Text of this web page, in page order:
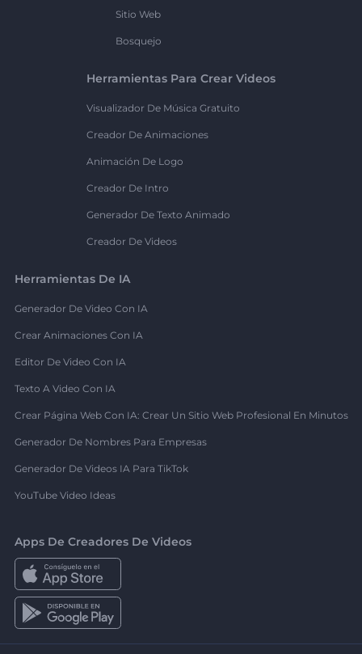
Sitio Web
Bosquejo
Herramientas Para Crear Videos
Visualizador De Música Gratuito
Creador De Animaciones
Animación De Logo
Creador De Intro
Generador De Texto Animado
Creador De Videos
Herramientas De IA
Generador De Video Con IA
Crear Animaciones Con IA
Editor De Video Con IA
Texto A Video Con IA
Crear Página Web Con IA: Crear Un Sitio Web Profesional En Minutos
Generador De Nombres Para Empresas
Generador De Videos IA Para TikTok
YouTube Video Ideas
Apps De Creadores De Videos